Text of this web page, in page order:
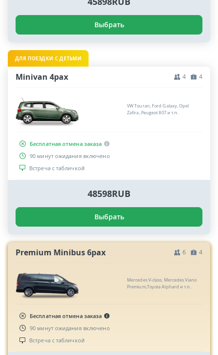
Выбрать
ДЛЯ ПОЕЗДКИ С ДЕТЬМИ
Minivan 4pax 4 4
VW Touran, Ford Galaxy, Opel
Zafira, Peugeot 807 и т.п.
Бесплатная отмена заказа
90 минут ожидания включено
Встреча с табличкой
48598RUB
Выбрать
Premium Minibus 6pax 6 4
Mercedes V-class, Mercedes Viano
Premium,Toyota Alphard и т.п.
Бесплатная отмена заказа
90 минут ожидания включено
Встреча с табличкой